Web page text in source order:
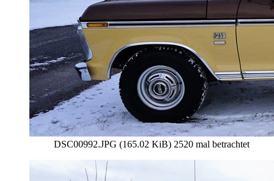
DSC00992.JPG (165.02 KiB) 2520 mal betrachtet